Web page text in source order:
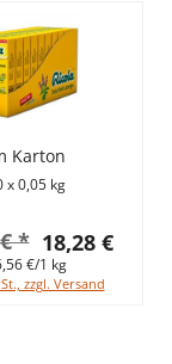
Karton
x 0,05 kg
18,28 €
*
€/1 kg
zzgl. Versand